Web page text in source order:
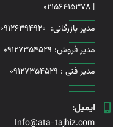
|
02156415378
مدیر بازرگانی: 09126394920
مدیر فروش: 09127354529
مدیر فنی : 09127354529
ایمیل:
Info@ata-tajhiz.com